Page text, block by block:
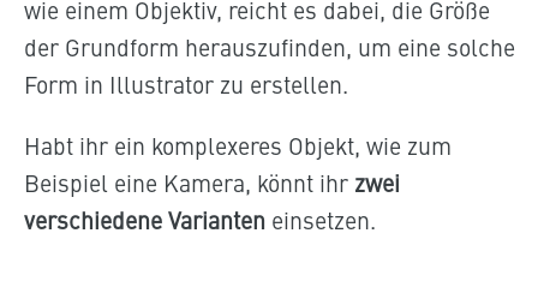
wie einem Objektiv, reicht es dabei, die Größe
der Grundform herauszufinden, um eine solche
Form in Illustrator zu erstellen.
Habt ihr ein komplexeres Objekt, wie zum
Beispiel eine Kamera, könnt ihr zwei
verschiedene Varianteneinsetzen.